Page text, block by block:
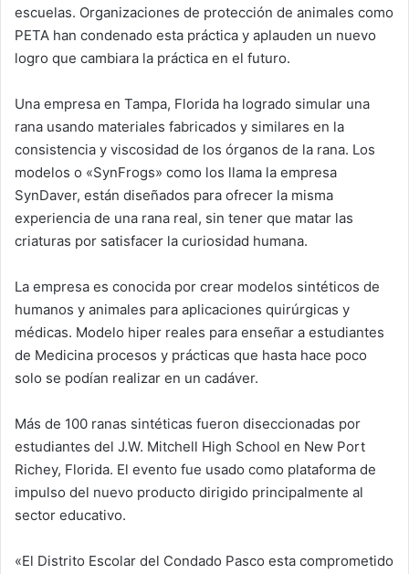
escuelas. Organizaciones de protección de animales como
PETA han condenado esta práctica y aplauden un nuevo
logro que cambiara la práctica en el futuro.
Una empresa en Tampa, Florida ha logrado simular una
rana usando materiales fabricados y similares en la
consistencia y viscosidad de los órganos de la rana. Los
modelos o «SynFrogs» como los llama la empresa
SynDaver, están diseñados para ofrecer la misma
experiencia de una rana real, sin tener que matar las
criaturas por satisfacer la curiosidad humana.
La empresa es conocida por crear modelos sintéticos de
humanos y animales para aplicaciones quirúrgicas y
médicas. Modelo hiper reales para enseñar a estudiantes
de Medicina procesos y prácticas que hasta hace poco
solo se podían realizar en un cadáver.
Más de 100 ranas sintéticas fueron diseccionadas por
estudiantes del J.W. Mitchell High School en New Port
Richey, Florida. El evento fue usado como plataforma de
impulso del nuevo producto dirigido principalmente al
sector educativo.
«El Distrito Escolar del Condado Pasco esta comprometido